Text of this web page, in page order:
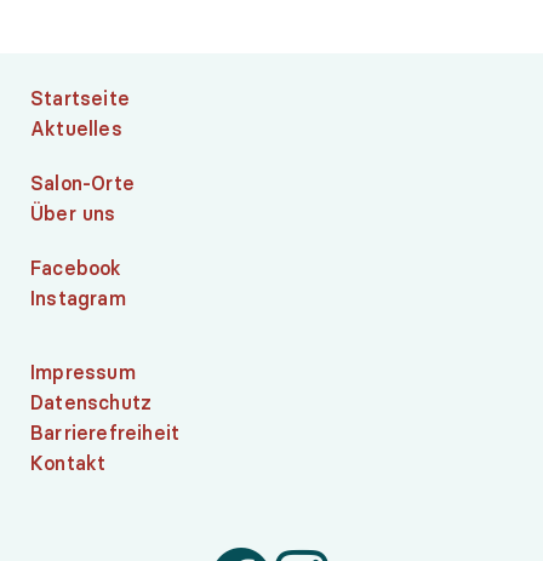
Startseite
Aktuelles
Salon-Orte
Über uns
Facebook
Instagram
Impressum
Datenschutz
Barrierefreiheit
Kontakt